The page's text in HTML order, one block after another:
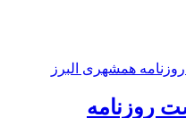
روزنامه‌